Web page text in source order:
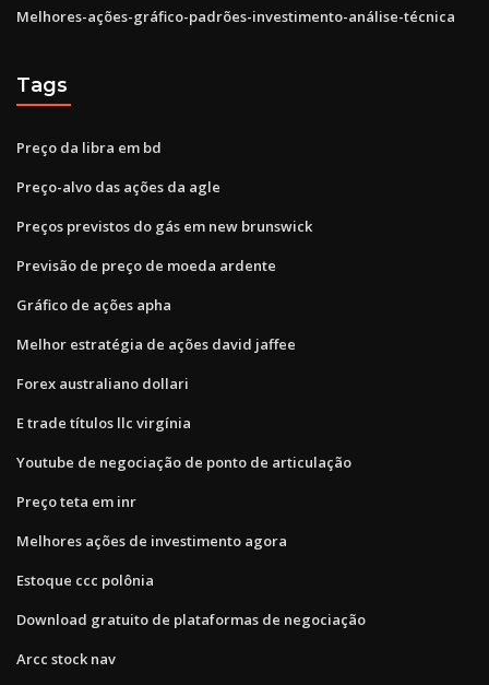
Melhores-ações-gráfico-padrões-investimento-análise-técnica
Tags
Preço da libra em bd
Preço-alvo das ações da agle
Preços previstos do gás em new brunswick
Previsão de preço de moeda ardente
Gráfico de ações apha
Melhor estratégia de ações david jaffee
Forex australiano dollari
E trade títulos llc virgínia
Youtube de negociação de ponto de articulação
Preço teta em inr
Melhores ações de investimento agora
Estoque ccc polônia
Download gratuito de plataformas de negociação
Arcc stock nav